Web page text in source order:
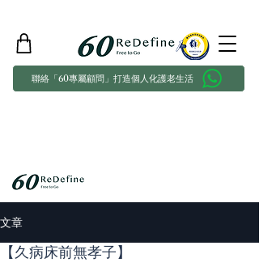
聯絡「60專屬顧問」打造個人化護老生活
文章
【久病床前無孝子】